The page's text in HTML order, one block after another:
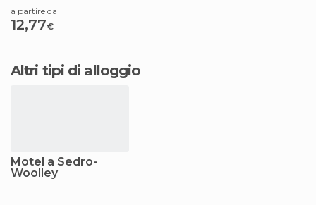
a partire da
12,77€
Altri tipi di alloggio
Motel a Sedro-
Woolley